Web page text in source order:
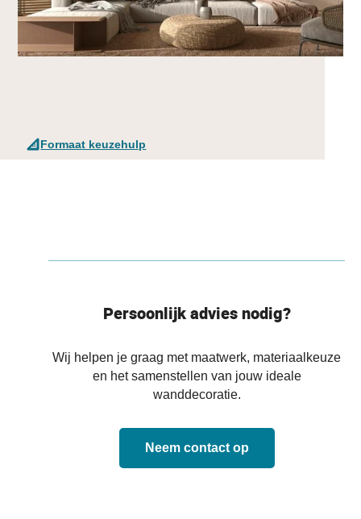
Formaat keuzehulp
Persoonlijk advies nodig?
Wij helpen je graag met maatwerk, materiaalkeuze
en het samenstellen van jouw ideale
wanddecoratie.
Neem contact op